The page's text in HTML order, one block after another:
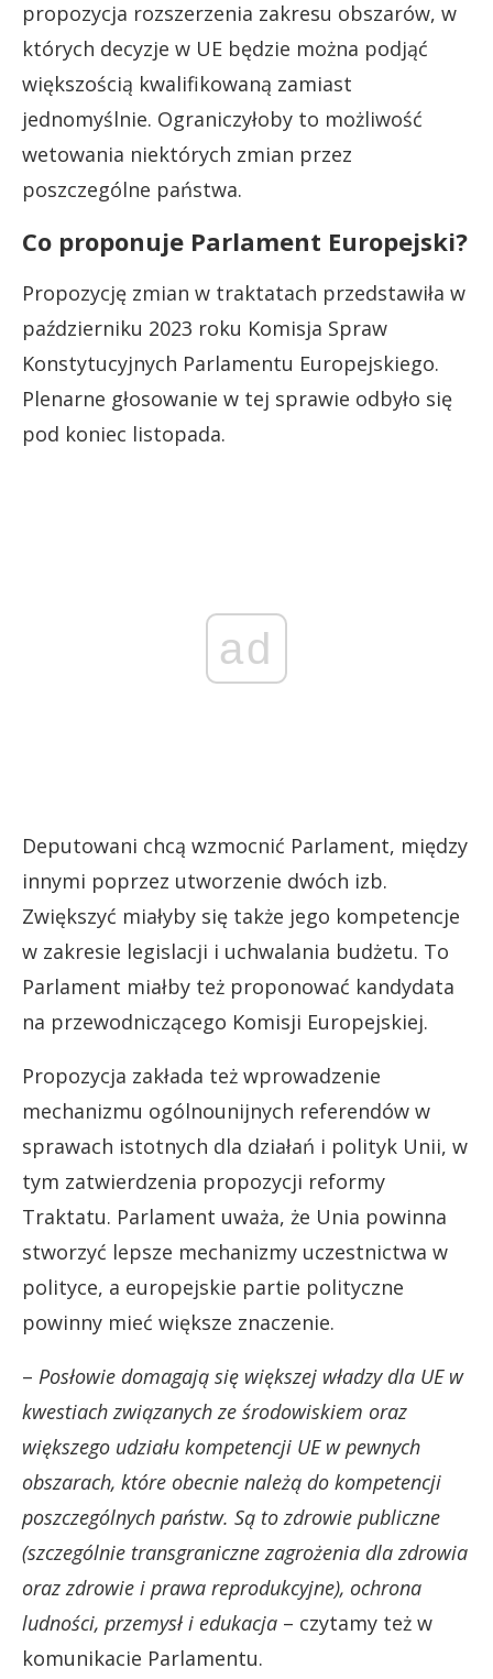
propozycja rozszerzenia zakresu obszarów, w
których decyzje w UE będzie można podjąć
większością kwalifikowaną zamiast
jednomyślnie. Ograniczyłoby to możliwość
wetowania niektórych zmian przez
poszczególne państwa.
Co proponuje Parlament Europejski?
Propozycję zmian w traktatach przedstawiła w
październiku 2023 roku Komisja Spraw
Konstytucyjnych Parlamentu Europejskiego.
Plenarne głosowanie w tej sprawie odbyło się
pod koniec listopada.
ad
Deputowani chcą wzmocnić Parlament, między
innymi poprzez utworzenie dwóch izb.
Zwiększyć miałyby się także jego kompetencje
w zakresie legislacji i uchwalania budżetu. To
Parlament miałby też proponować kandydata
na przewodniczącego Komisji Europejskiej.
Propozycja zakłada też wprowadzenie
mechanizmu ogólnounijnych referendów w
sprawach istotnych dla działań i polityk Unii, w
tym zatwierdzenia propozycji reformy
Traktatu. Parlament uważa, że Unia powinna
stworzyć lepsze mechanizmy uczestnictwa w
polityce, a europejskie partie polityczne
powinny mieć większe znaczenie.
– Posłowie domagają się większej władzy dla UE w
kwestiach związanych ze środowiskiem oraz
większego udziału kompetencji UE w pewnych
obszarach, które obecnie należą do kompetencji
poszczególnych państw. Są to zdrowie publiczne
(szczególnie transgraniczne zagrożenia dla zdrowia
oraz zdrowie i prawa reprodukcyjne), ochrona
ludności, przemysł i edukacja – czytamy też w
komunikacie Parlamentu.